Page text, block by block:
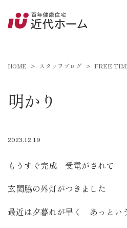
HOME スタッフブログ FREE
明かり
2023.12.19
もうすぐ完成 受電がされて
玄関脇の外灯がつきました
最近は夕暮れが早く あっとい